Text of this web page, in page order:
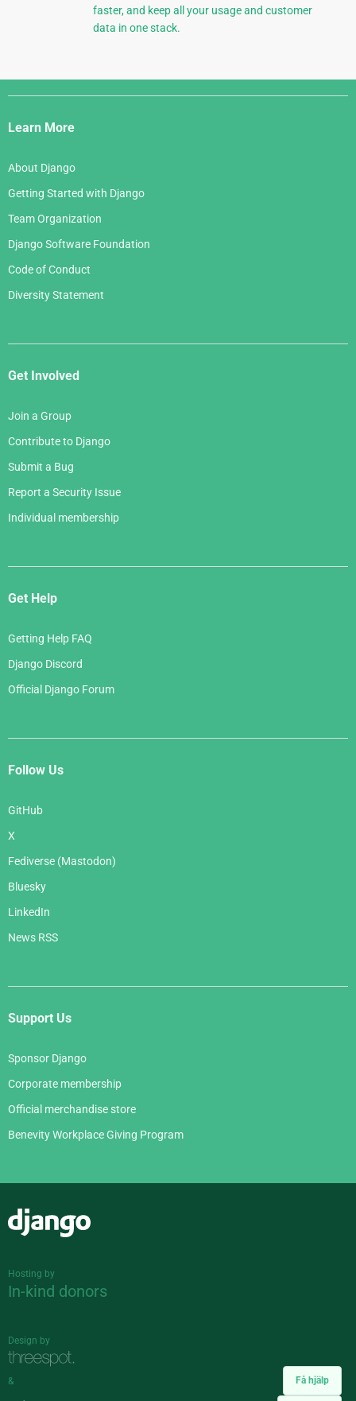
Få hjälp
faster, and keep all your usage and customer
data in one stack.
Django
Links
Learn More
About Django
Getting Started with Django
Team Organization
Django Software Foundation
Code of Conduct
Diversity Statement
Get Involved
Join a Group
Contribute to Django
Submit a Bug
Report a Security Issue
Individual membership
Get Help
Getting Help FAQ
Django Discord
Official Django Forum
Follow Us
GitHub
X
Fediverse (Mastodon)
Bluesky
LinkedIn
News RSS
Support Us
Sponsor Django
Corporate membership
Official merchandise store
Benevity Workplace Giving Program
Hosting by
In-kind donors
Design by
&